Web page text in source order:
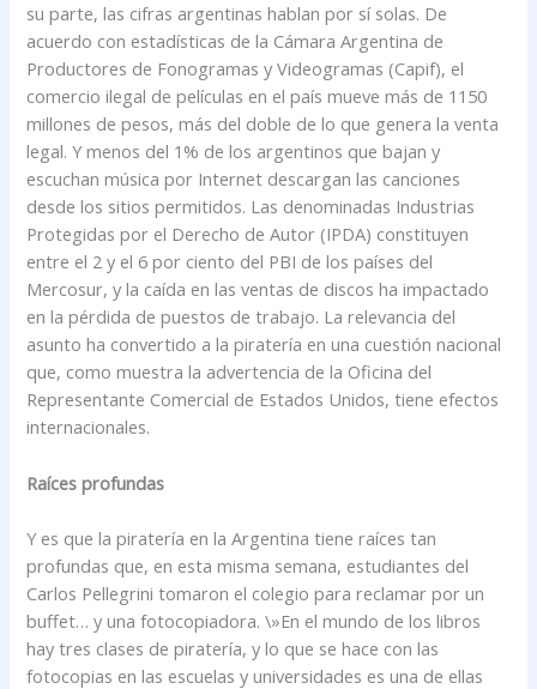
su parte, las cifras argentinas hablan por sí solas. De
acuerdo con estadísticas de la Cámara Argentina de
Productores de Fonogramas y Videogramas (Capif), el
comercio ilegal de películas en el país mueve más de 1150
millones de pesos, más del doble de lo que genera la venta
legal. Y menos del 1% de los argentinos que bajan y
escuchan música por Internet descargan las canciones
desde los sitios permitidos. Las denominadas Industrias
Protegidas por el Derecho de Autor (IPDA) constituyen
entre el 2 y el 6 por ciento del PBI de los países del
Mercosur, y la caída en las ventas de discos ha impactado
en la pérdida de puestos de trabajo. La relevancia del
asunto ha convertido a la piratería en una cuestión nacional
que, como muestra la advertencia de la Oficina del
Representante Comercial de Estados Unidos, tiene efectos
internacionales.
Raíces profundas
Y es que la piratería en la Argentina tiene raíces tan
profundas que, en esta misma semana, estudiantes del
Carlos Pellegrini tomaron el colegio para reclamar por un
buffet… y una fotocopiadora. \»En el mundo de los libros
hay tres clases de piratería, y lo que se hace con las
fotocopias en las escuelas y universidades es una de ellas